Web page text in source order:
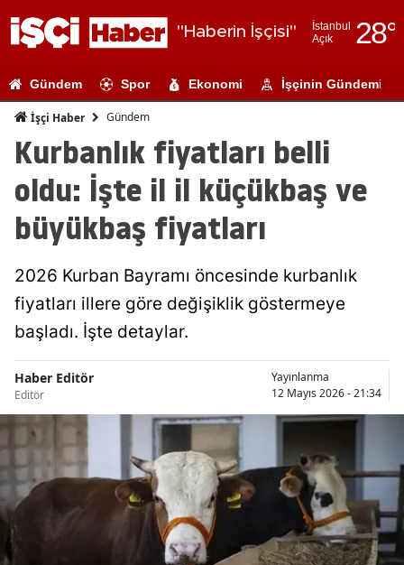
"Haberin İşçisi"
İstanbul
Açık
28°
Adıyaman
Amasya
Antalya
Artvin
Balıkesir
Bilecik
Bingöl
Bitlis
Bolu
Gündem Spor Ekonomi İşçinin Gündemi
İşçi Haber Gündem
Kurbanlık fiyatları belli
oldu: İşte il il küçükbaş ve
büyükbaş fiyatları
2026 Kurban Bayramı öncesinde kurbanlık
fiyatları illere göre değişiklik göstermeye
başladı. İşte detaylar.
Haber Editör
Editör
Yayınlanma
12 Mayıs 2026 - 21:34